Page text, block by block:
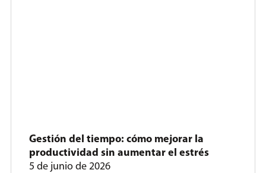
Gestión del tiempo: cómo mejorar la
productividad sin aumentar el estrés
5 de junio de 2026